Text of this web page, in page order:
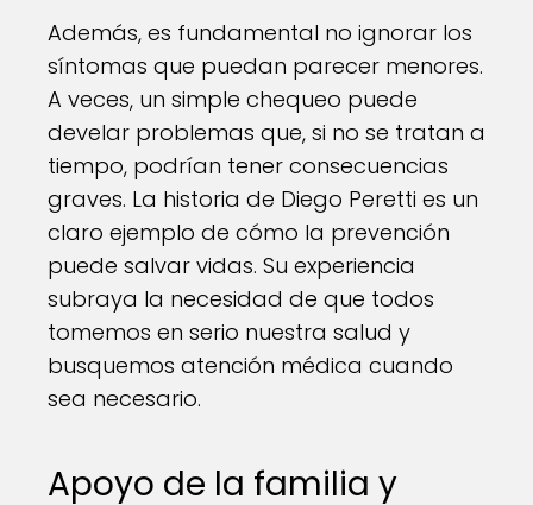
Además, es fundamental no ignorar los
síntomas que puedan parecer menores.
A veces, un simple chequeo puede
develar problemas que, si no se tratan a
tiempo, podrían tener consecuencias
graves. La historia de Diego Peretti es un
claro ejemplo de cómo la prevención
puede salvar vidas. Su experiencia
subraya la necesidad de que todos
tomemos en serio nuestra salud y
busquemos atención médica cuando
sea necesario.
Apoyo de la familia y